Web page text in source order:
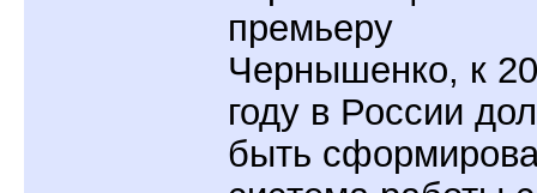
премьеру
Чернышенко, к
году в России
быть